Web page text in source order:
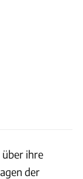
über ihre
der